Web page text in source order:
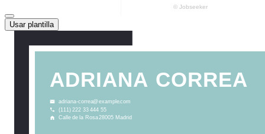
Usar plantilla